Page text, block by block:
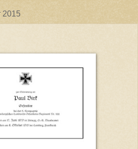
2015